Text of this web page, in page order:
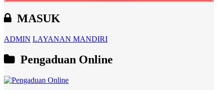
MASUK
ADMIN LAYANAN MANDIRI
Pengaduan Online